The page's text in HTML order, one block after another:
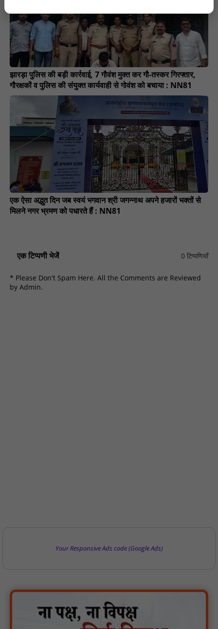
झारड़ा पुलिस की बड़ी कार्रवाई, 7 गौवंश मुक्त कर गौ-तस्कर गिरफ्तार,
गौरक्षकों व पुलिस की संयुक्त कार्यवाही से गोवंश को बचाया : NN81
एक ऐसा अद्भुत दिन जब स्वयं भगवान श्री जगन्नाथ अपने हजारों भक्तों से
मिलने नगर भ्रमण को पधारते हैं : NN81
एक टिप्पणी भेजें 0 टिप्पणियाँ
* Please Don't Spam Here. All the Comments are Reviewed
by Admin.
Your Responsive Ads code (Google Ads)